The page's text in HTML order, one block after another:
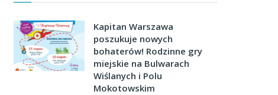
Kapitan Warszawa
poszukuje nowych
bohaterów! Rodzinne gry
miejskie na Bulwarach
Wiślanych i Polu
Mokotowskim